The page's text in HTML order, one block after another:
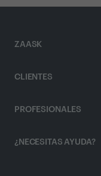
ZAASK
CLIENTES
PROFESIONALES
¿NECESITAS AYUDA?